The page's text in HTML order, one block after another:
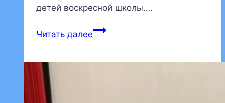
детей воскресной школы….
Читать далееВ